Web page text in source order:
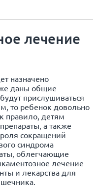
лечение
назначено
даны общие
прислушиваться
то ребенок довольно
правило, детям
а также
сокращений
синдрома
облегчающие
лечение
и лекарства для